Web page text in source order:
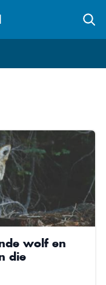
wolf en
die